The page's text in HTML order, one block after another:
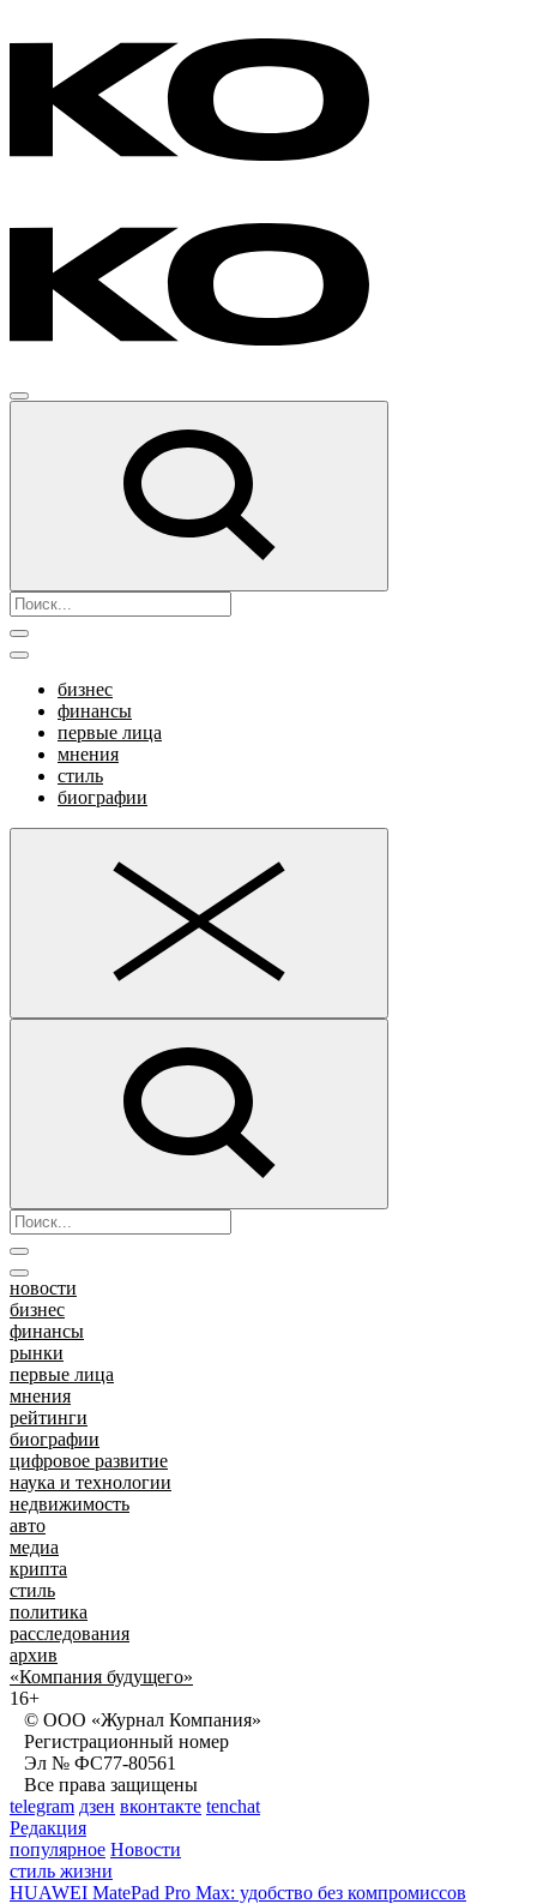
бизнес
финансы
первые лица
мнения
стиль
биографии
новости
бизнес
финансы
рынки
первые лица
мнения
рейтинги
биографии
цифровое развитие
наука и технологии
недвижимость
авто
медиа
крипта
стиль
политика
расследования
архив
«Компания будущего»
16+
© ООО «Журнал Компания»
Регистрационный номер
Эл № ФС77-80561
Все права защищены
telegram дзен вконтакте tenchat
Редакция
популярное Новости
стиль жизни
HUAWEI MatePad Pro Max: удобство без компромиссов